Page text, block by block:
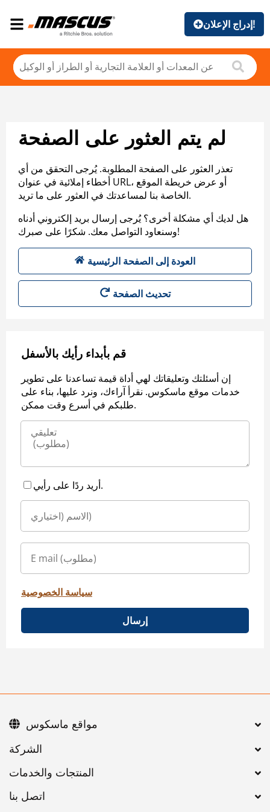
إدراج الإعلان!
لم يتم العثور على الصفحة
تعذر العثور على الصفحة المطلوبة. يُرجى التحقق من أي
أخطاء إملائية في عنوان URL، أو عرض خريطة الموقع
الخاصة بنا لمساعدتك في العثور على ما تريد.
هل لديك أي مشكلة أخرى؟ يُرجى إرسال بريد إلكتروني أدناه
وسنعاود التواصل معك. شكرًا على صبرك!
العودة إلى الصفحة الرئيسية
تحديث الصفحة
قم بأبداء رأيك بالأسفل
إن أسئلتك وتعليقاتك لهي أداة قيمة تساعدنا على تطوير
خدمات موقع ماسكوس. نقرأ آراءك، ونرد عليها، بناء على
طلبكم في أسرع وقت ممكن.
أريد ردًا على رأيي.
سياسة الخصوصية
إرسال
اتصل بنا
مواقع ماسكوس